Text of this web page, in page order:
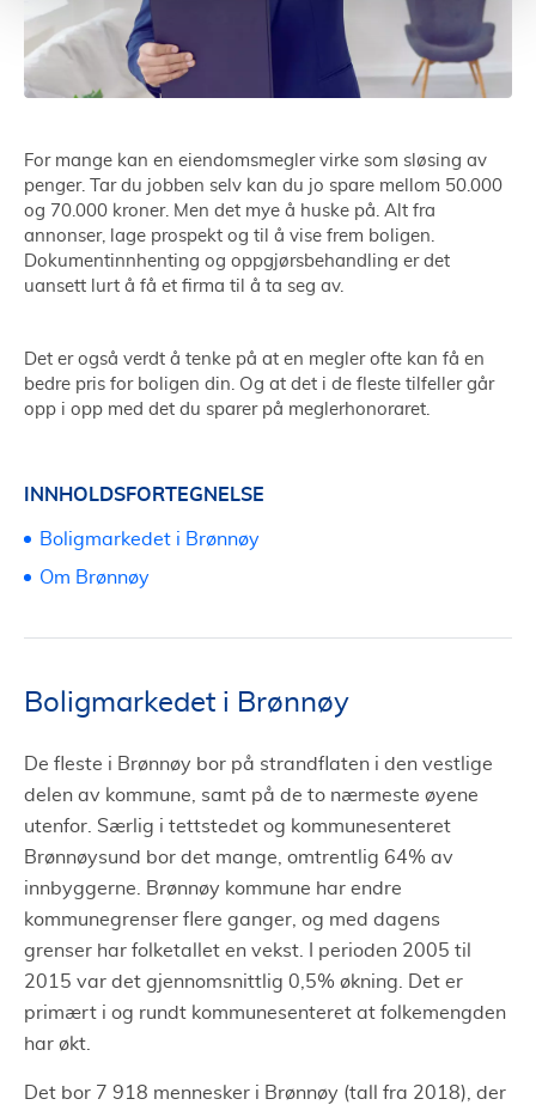
For mange kan en eiendomsmegler virke som sløsing av
penger. Tar du jobben selv kan du jo spare mellom 50.000
og 70.000 kroner. Men det mye å huske på. Alt fra
annonser, lage prospekt og til å vise frem boligen.
Dokumentinnhenting og oppgjørsbehandling er det
uansett lurt å få et firma til å ta seg av.
Det er også verdt å tenke på at en megler ofte kan få en
bedre pris for boligen din. Og at det i de fleste tilfeller går
opp i opp med det du sparer på meglerhonoraret.
Boligmarkedet i Brønnøy
De fleste i Brønnøy bor på strandflaten i den vestlige
delen av kommune, samt på de to nærmeste øyene
utenfor. Særlig i tettstedet og kommunesenteret
Brønnøysund bor det mange, omtrentlig 64% av
innbyggerne. Brønnøy kommune har endre
kommunegrenser flere ganger, og med dagens
grenser har folketallet en vekst. I perioden 2005 til
2015 var det gjennomsnittlig 0,5% økning. Det er
primært i og rundt kommunesenteret at folkemengden
har økt.
Det bor 7 918 mennesker i Brønnøy (tall fra 2018), der
INNHOLDSFORTEGNELSE
Boligmarkedet i Brønnøy
Om Brønnøy